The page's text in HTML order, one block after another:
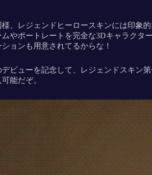
、レジェンドヒーロースキンには印象
やポートレートを完全な3Dキャラク
ョンも用意されてるからな！
ビューを記念して、レジェンドスキン
能だぞ。